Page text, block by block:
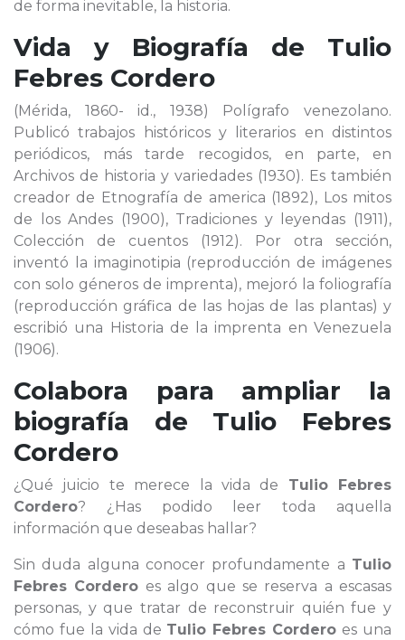
de forma inevitable, la historia.
Vida y Biografía de Tulio
Febres Cordero
(Mérida, 1860- id., 1938) Polígrafo venezolano.
Publicó trabajos históricos y literarios en distintos
periódicos, más tarde recogidos, en parte, en
Archivos de historia y variedades (1930). Es también
creador de Etnografía de america (1892), Los mitos
de los Andes (1900), Tradiciones y leyendas (1911),
Colección de cuentos (1912). Por otra sección,
inventó la imaginotipia (reproducción de imágenes
con solo géneros de imprenta), mejoró la foliografía
(reproducción gráfica de las hojas de las plantas) y
escribió una Historia de la imprenta en Venezuela
(1906).
Colabora para ampliar la
biografía de Tulio Febres
Cordero
¿Qué juicio te merece la vida de Tulio Febres
Cordero? ¿Has podido leer toda aquella
información que deseabas hallar?
Sin duda alguna conocer profundamente a Tulio
Febres Cordero es algo que se reserva a escasas
personas, y que tratar de reconstruir quién fue y
cómo fue la vida de Tulio Febres Cordero es una